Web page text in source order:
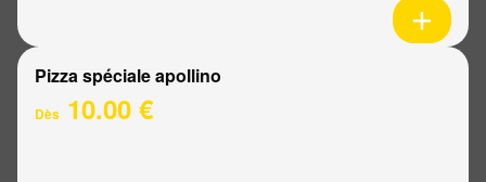
Pizza spéciale apollino
Dès 10.00 €